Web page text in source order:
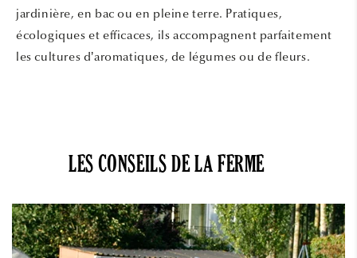
jardinière, en bac ou en pleine terre. Pratiques,
écologiques et efficaces, ils accompagnent parfaitement
les cultures d’aromatiques, de légumes ou de fleurs.
LES CONSEILS DE LA FERME